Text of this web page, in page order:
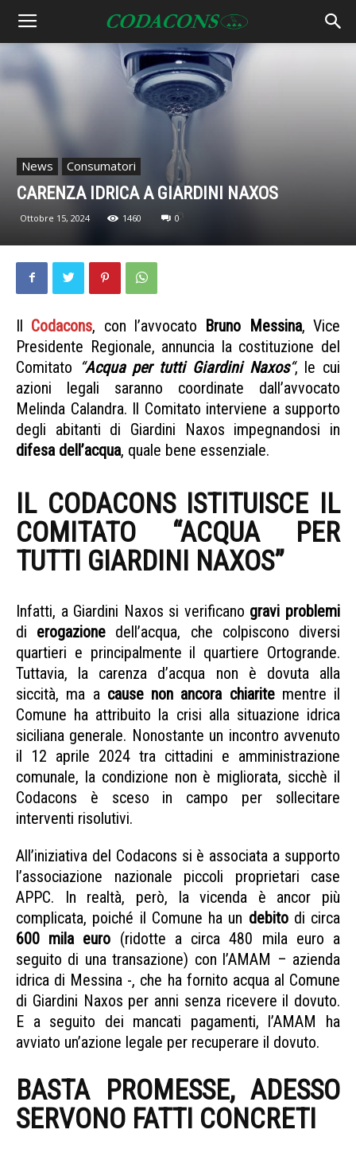
News Consumatori
CARENZA IDRICA A GIARDINI NAXOS
Ottobre 15, 2024 1460 0
Il Codacons, con l’avvocato Bruno Messina, Vice
Presidente Regionale, annuncia la costituzione del
Comitato “Acqua per tutti Giardini Naxos“, le cui
azioni legali saranno coordinate dall’avvocato
Melinda Calandra. Il Comitato interviene a supporto
degli abitanti di Giardini Naxos impegnandosi in
difesa dell’acqua, quale bene essenziale.
IL CODACONS ISTITUISCE IL
COMITATO “ACQUA PER
TUTTI GIARDINI NAXOS”
Infatti, a Giardini Naxos si verificano gravi problemi
di erogazione dell’acqua, che colpiscono diversi
quartieri e principalmente il quartiere Ortogrande.
Tuttavia, la carenza d’acqua non è dovuta alla
siccità, ma a cause non ancora chiaritementre il
Comune ha attribuito la crisi alla situazione idrica
siciliana generale. Nonostante un incontro avvenuto
il 12 aprile 2024 tra cittadini e amministrazione
comunale, la condizione non è migliorata, sicchè il
Codacons è sceso in campo per sollecitare
interventi risolutivi.
All’iniziativa del Codacons si è associata a supporto
l’associazione nazionale piccoli proprietari case
APPC. In realtà, però, la vicenda è ancor più
complicata, poiché il Comune ha un debitodi circa
600 mila euro (ridotte a circa 480 mila euro a
seguito di una transazione) con l’AMAM – azienda
idrica di Messina -, che ha fornito acqua al Comune
di Giardini Naxos per anni senza ricevere il dovuto.
E a seguito dei mancati pagamenti, l’AMAM ha
avviato un’azione legale per recuperare il dovuto.
BASTA PROMESSE, ADESSO
SERVONO FATTI CONCRETI